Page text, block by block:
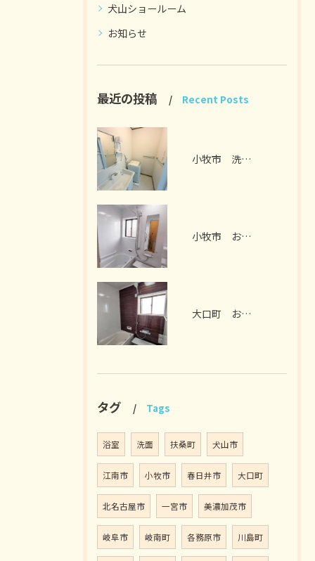
犬山ショールーム
お知らせ
最近の投稿 Recent Posts
小牧市 洗面脱衣室リフォーム I様邸 2026年7月
小牧市 お風呂リフォーム I様邸 2026年7月
大口町 お風呂リフォーム M様邸 2026年7月
タグ Tags
浴室 洗面 扶桑町 犬山市
江南市 小牧市 春日井市 大口町
北名古屋市 一宮市 美濃加茂市
岐阜市 岐南町 各務原市 川島町